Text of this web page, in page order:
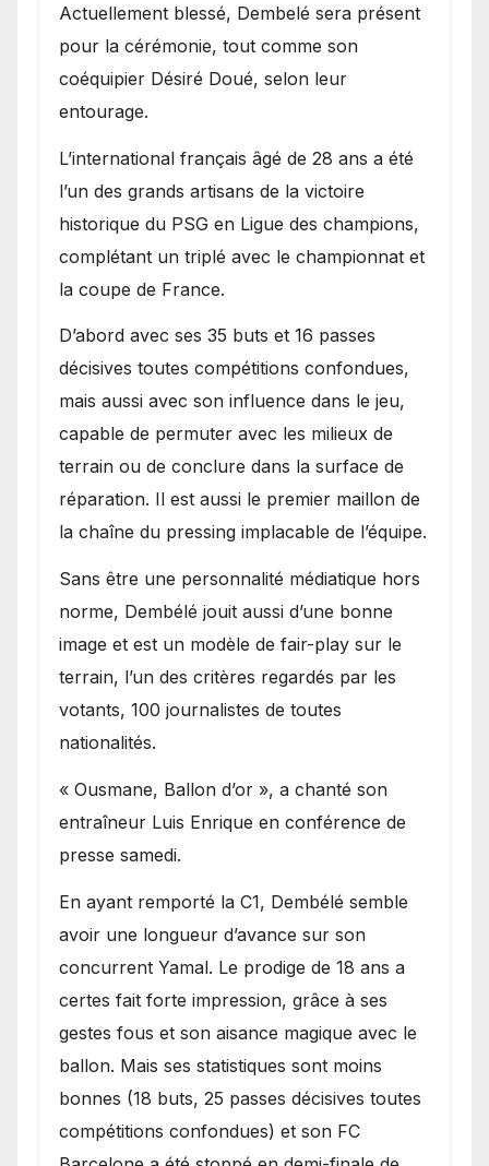
Actuellement blessé, Dembelé sera présent
pour la cérémonie, tout comme son
coéquipier Désiré Doué, selon leur
entourage.
L’international français âgé de 28 ans a été
l’un des grands artisans de la victoire
historique du PSG en Ligue des champions,
complétant un triplé avec le championnat et
la coupe de France.
D’abord avec ses 35 buts et 16 passes
décisives toutes compétitions confondues,
mais aussi avec son influence dans le jeu,
capable de permuter avec les milieux de
terrain ou de conclure dans la surface de
réparation. Il est aussi le premier maillon de
la chaîne du pressing implacable de l’équipe.
Sans être une personnalité médiatique hors
norme, Dembélé jouit aussi d’une bonne
image et est un modèle de fair-play sur le
terrain, l’un des critères regardés par les
votants, 100 journalistes de toutes
nationalités.
« Ousmane, Ballon d’or », a chanté son
entraîneur Luis Enrique en conférence de
presse samedi.
En ayant remporté la C1, Dembélé semble
avoir une longueur d’avance sur son
concurrent Yamal. Le prodige de 18 ans a
certes fait forte impression, grâce à ses
gestes fous et son aisance magique avec le
ballon. Mais ses statistiques sont moins
bonnes (18 buts, 25 passes décisives toutes
compétitions confondues) et son FC